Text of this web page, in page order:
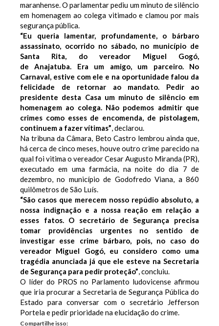
maranhense. O parlamentar pediu um minuto de silêncio
em homenagem ao colega vitimado e clamou por mais
segurança pública.
“Eu queria lamentar, profundamente, o bárbaro
assassinato, ocorrido no sábado, no município de
Santa Rita, do vereador Miguel Gogó,
de Anajatuba. Era um amigo, um parceiro. No
Carnaval, estive com ele e na oportunidade falou da
felicidade de retornar ao mandato. Pedir ao
presidente desta Casa um minuto de silêncio em
homenagem ao colega. Não podemos admitir que
crimes como esses de encomenda, de pistolagem,
continuem a fazer vítimas”, declarou.
Na tribuna da Câmara, Beto Castro lembrou ainda que,
há cerca de cinco meses, houve outro crime parecido na
qual foi vitima o vereador Cesar Augusto Miranda (PR),
executado em uma farmácia, na noite do dia 7 de
dezembro, no município de Godofredo Viana, a 860
quilômetros de São Luís.
“São casos que merecem nosso repúdio absoluto, a
nossa indignação e a nossa reação em relação a
esses fatos. O secretário de Segurança precisa
tomar providências urgentes no sentido de
investigar esse crime bárbaro, pois, no caso do
vereador Miguel Gogó, eu considero como uma
tragédia anunciada já que ele esteve na Secretaria
de Segurança para pedir proteção”, concluiu.
O líder do PROS no Parlamento ludovicense afirmou
que iria procurar a Secretaria de Segurança Pública do
Estado para conversar com o secretário Jefferson
Portela e pedir prioridade na elucidação do crime.
Compartilhe isso: